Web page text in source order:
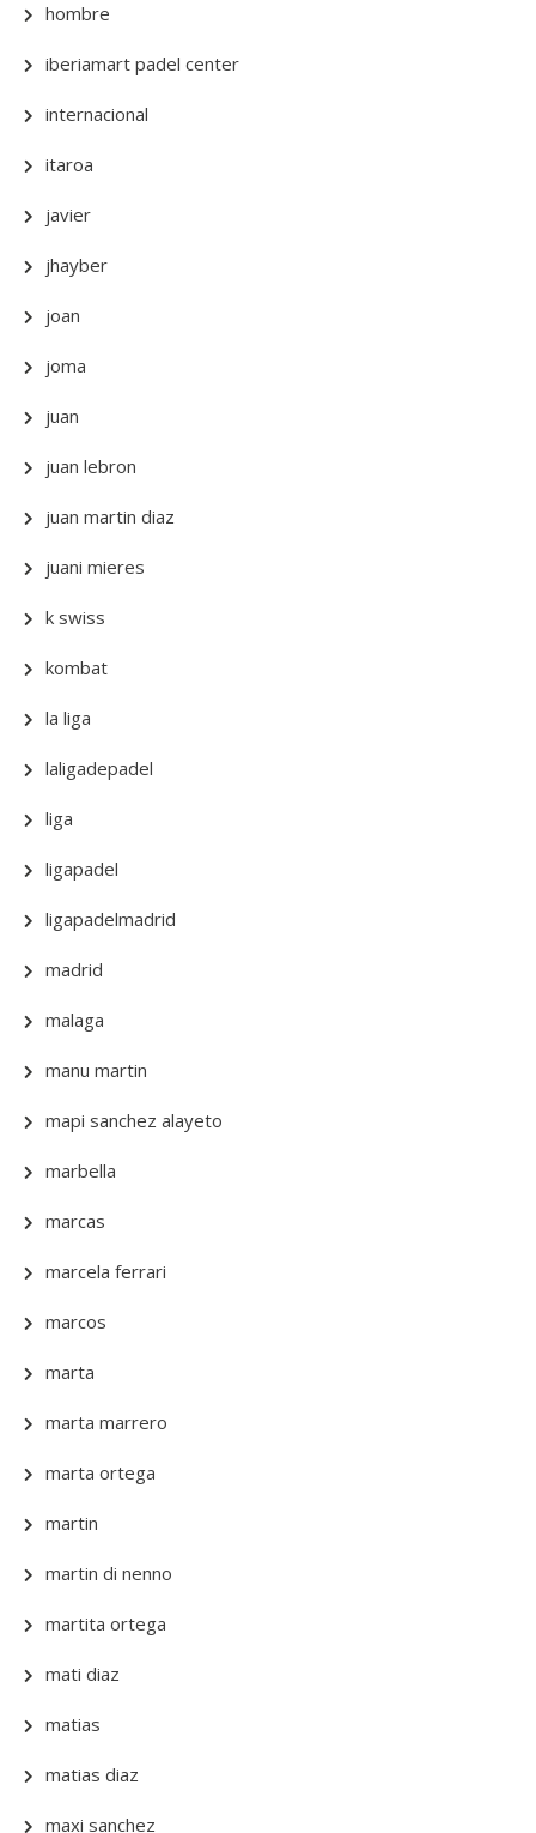
hombre
iberiamart padel center
internacional
itaroa
javier
jhayber
joan
joma
juan
juan lebron
juan martin diaz
juani mieres
k swiss
kombat
la liga
laligadepadel
liga
ligapadel
ligapadelmadrid
madrid
malaga
manu martin
mapi sanchez alayeto
marbella
marcas
marcela ferrari
marcos
marta
marta marrero
marta ortega
martin
martin di nenno
martita ortega
mati diaz
matias
matias diaz
maxi sanchez